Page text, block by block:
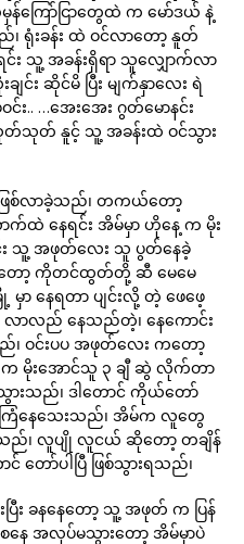
ကြော်ငြာတွေထဲ က မော်ဒယ် နဲ့
ရုံးခန်း ထဲ ဝင်လာတော့ နူတ်
း သူ့ အခန်းရှိရာ သူလျှောက်လာ
ျင်း ဆိုင်မိ ပြီး မျက်နှာလေး ရဲ
င်း.. …အေးအေး ဂွတ်မောနင်း
သုတ် နူင့် သူ့ အခန်းထဲ ဝင်သွား
ဖြစ်လာခဲ့သည်၊ တကယ်တော့
ထဲ နေရင်း အိမ်မှာ ဟိုနေ့ က မိုး
င်း သူ့ အဖုတ်လေး သူ ပွတ်နေခဲ့
ာ့ ကိုတင်ထွတ်တို့ ဆီ မေမေ
ာ နေရတာ ပျင်းလို့ တဲ့ ဖေဖေ့
လာလည် နေသည်တဲ့၊ နေကောင်း
ည်၊ ဝင်းပပ အဖုတ်လေး ကတော့
က မိုးအောင်သူ ၃ ချီ ဆွဲ လိုက်တာ
ားသည်၊ ဒါတောင် ကိုယ်တော်
ကြံနေသေးသည်၊ အိမ်က လူတွေ
၊ လူပျို လူငယ် ဆိုတော့ တချိန်
တော်ပါပြီ ဖြစ်သွားရသည်၊
ြီး ခနနေတော့ သူ့ အဖုတ် က ပြန်
နေ အလုပ်မသွားတော့ အိမ်မှာပဲ